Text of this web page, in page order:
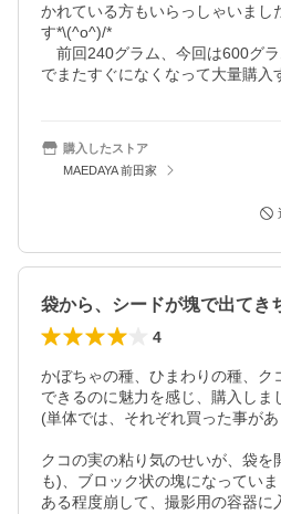
かれている方もいらっしゃいまし
す*\(^o^)/*
前回240グラム、今回は600グ
でまたすぐになくなって大量購入
購入したストア
MAEDAYA 前田家
袋から、シードが塊で出てき
4
かぼちゃの種、ひまわりの種、ク
できるのに魅力を感じ、購入しま
(単体では、それぞれ買った事が
クコの実の粘り気のせいが、袋を
も)、ブロック状の塊になってい
ある程度崩して、撮影用の容器に